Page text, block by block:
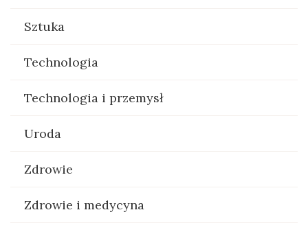
Sztuka
Technologia
Technologia i przemysł
Uroda
Zdrowie
Zdrowie i medycyna